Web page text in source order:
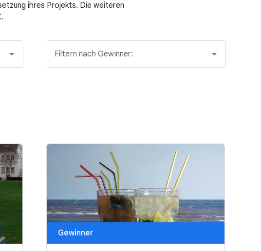
ihres Projekts. Die weiteren
Filtern nach Gewinner:
Gewinner